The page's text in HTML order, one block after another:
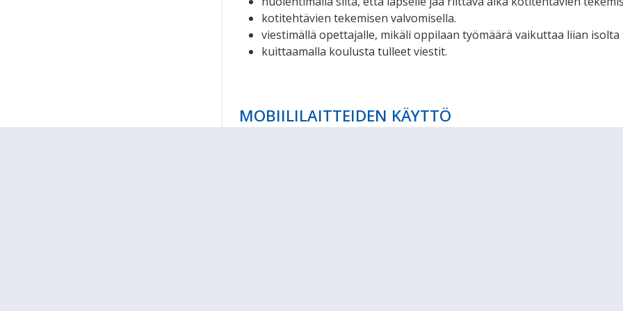
kotitehtävien tekemisen valvomisella.
viestimällä opettajalle, mikäli oppilaan työmäärä vaikuttaa liian isolta
kuittaamalla koulusta tulleet viestit.
MOBIILILAITTEIDEN KÄYTTÖ